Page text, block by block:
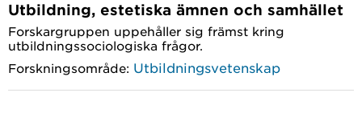
Utbildning, estetiska ämnen och samhället
Forskargruppen uppehåller sig främst kring
utbildningssociologiska frågor.
Forskningsområde: Utbildningsvetenskap